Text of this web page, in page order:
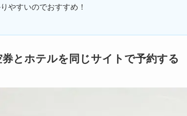
やすいのでおすすめ！
とホテルを同じサイトで予約する